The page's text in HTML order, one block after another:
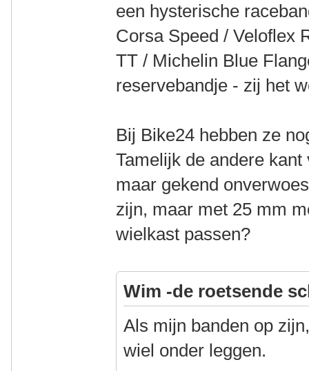
een hysterische
Corsa Speed / Veloflex
TT / Michelin Blue
reservebandje - zij het
Bij Bike24 hebben ze
Tamelijk de andere
maar gekend
zijn, maar met 25 mm
wielkast passen?
Wim -de roetsende
Als mijn banden op
wiel onder leggen.